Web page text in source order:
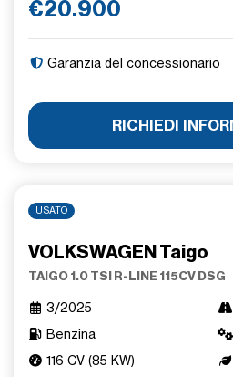
€20.900
Garanzia del concessionario
RICHIEDI
USATO
VOLKSWAGEN Taigo
TAIGO 1.0 TSI R-LINE 115CV DSG
3/2025
Benzina
116 CV (85 KW)